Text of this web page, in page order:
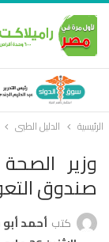
الرئيسية الدليل الطبى
وزير
صندوق
كتب أحمد أبو